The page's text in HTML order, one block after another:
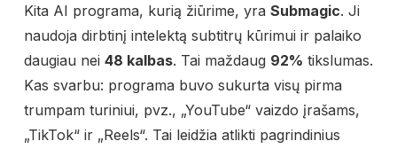
Kita AI programa, kurią žiūrime, yra Submagic. Ji
naudoja dirbtinį intelektą subtitrų kūrimui ir palaiko
daugiau nei 48 kalbas. Tai maždaug 92% tikslumas.
Kas svarbu: programa buvo sukurta visų pirma
trumpam turiniui, pvz., „YouTube“ vaizdo įrašams,
„TikTok“ ir „Reels“. Tai leidžia atlikti pagrindinius